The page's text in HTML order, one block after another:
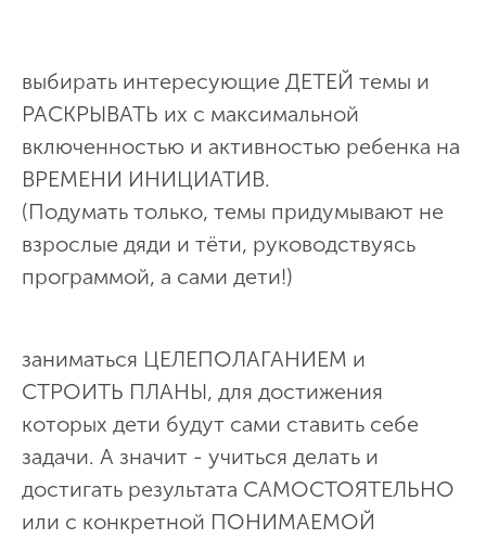
выбирать интересующие ДЕТЕЙ темы и
РАСКРЫВАТЬ их с максимальной
включенностью и активностью ребенка на
ВРЕМЕНИ ИНИЦИАТИВ.
(Подумать только, темы придумывают не
взрослые дяди и тёти, руководствуясь
программой, а сами дети!)
заниматься ЦЕЛЕПОЛАГАНИЕМ и
СТРОИТЬ ПЛАНЫ, для достижения
которых дети будут сами ставить себе
задачи. А значит - учиться делать и
достигать результата САМОСТОЯТЕЛЬНО
или с конкретной ПОНИМАЕМОЙ